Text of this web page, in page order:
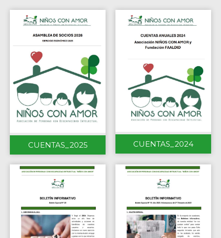
CUENTAS_2025 CUENTAS_2024